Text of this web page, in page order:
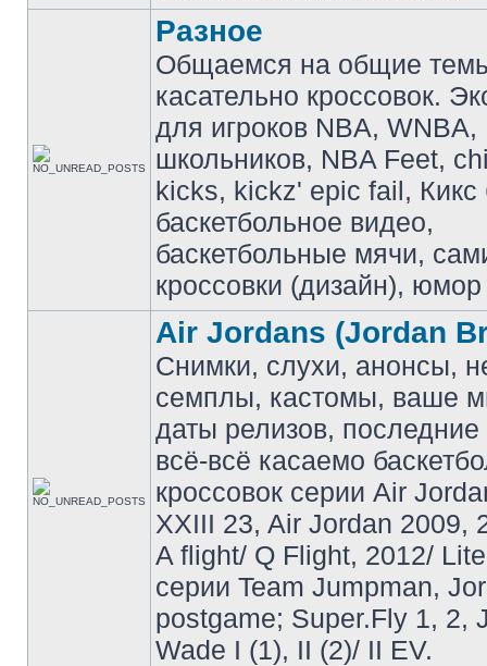
Разное
Общаемся на общие
касательно кроссовок.
для игроков NBA, WNBA,
школьников, NBA Feet,
kicks, kickz' epic fail, Кикс
баскетбольное видео,
баскетбольные мячи,
кроссовки (дизайн),
Air Jordans (Jordan
Снимки, слухи, анонсы,
семплы, кастомы, ваше
даты релизов, последние
всё-всё касаемо
кроссовок серии Air
XXIII 23, Air Jordan 2009,
A flight/ Q Flight, 2012/
серии Team Jumpman,
postgame; Super.Fly 1, 2,
Wade I (1), II (2)/ II EV.